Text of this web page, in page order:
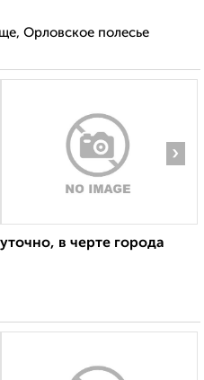
Орловское полесье
›
в черте города